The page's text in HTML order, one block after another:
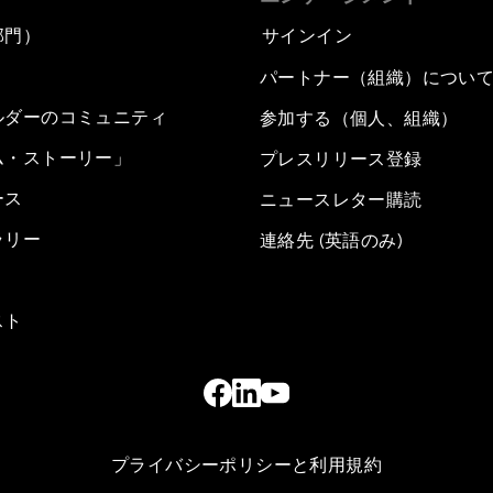
）
ーのコミュニティ
ストーリー」
リー
サインイン
パートナー（組織）につい
参加する（個人、組織）
プレスリリース登録
ニュースレター購読
連絡先 (英語のみ)
プライバシーポリシーと利用規約